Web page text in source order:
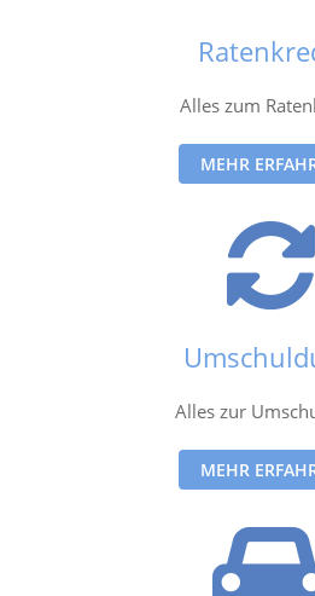
Alles zum
MEHR
Alles zur
MEHR